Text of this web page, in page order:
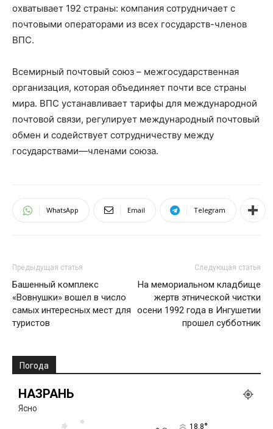
охватывает 192 страны: компания сотрудничает с
почтовыми операторами из всех государств-членов
ВПС.
Всемирный почтовый союз – межгосударственная
организация, которая объединяет почти все страны
мира. ВПС устанавливает тарифы для международной
почтовой связи, регулирует международный почтовый
обмен и содействует сотрудничеству между
государствами—членами союза.
WhatsApp Email Telegram
Предыдущая статья
Башенный комплекс
«Вовнушки» вошел в число
самых интересных мест для
туристов
Следующая статья
На мемориальном кладбище
жертв этнической чистки
осени 1992 года в Ингушетии
прошел субботник
Погода
НАЗРАНЬ
Ясно
18.8